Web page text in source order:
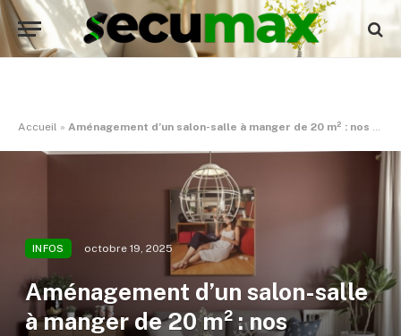
Accueil » Aménagement d’un salon-salle à manger de 20 m² : nos conseils
INFOS octobre 19, 2025
Aménagement d’un salon-salle
à manger de 20 m² : nos